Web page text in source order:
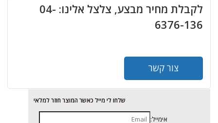
לקבלת מחיר מבצע, צלצל אלינו: 04-
6376-136
צור קשר
שלחו לי מייל כאשר המוצר חוזר למלאי
אימייל: